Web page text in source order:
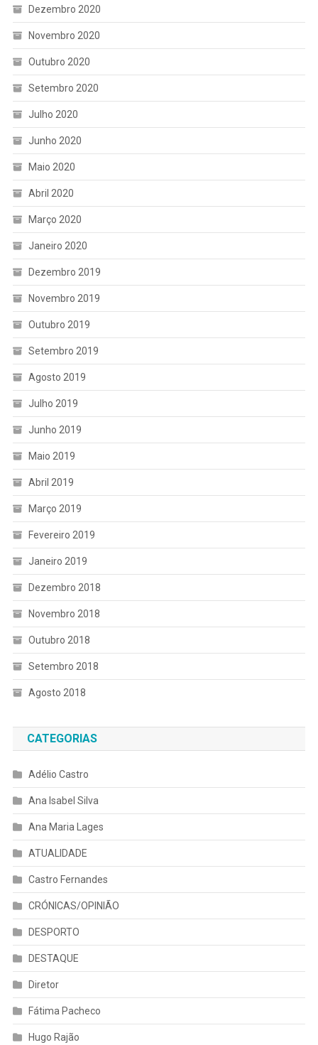
Dezembro 2020
Novembro 2020
Outubro 2020
Setembro 2020
Julho 2020
Junho 2020
Maio 2020
Abril 2020
Março 2020
Janeiro 2020
Dezembro 2019
Novembro 2019
Outubro 2019
Setembro 2019
Agosto 2019
Julho 2019
Junho 2019
Maio 2019
Abril 2019
Março 2019
Fevereiro 2019
Janeiro 2019
Dezembro 2018
Novembro 2018
Outubro 2018
Setembro 2018
Agosto 2018
CATEGORIAS
Adélio Castro
Ana Isabel Silva
Ana Maria Lages
ATUALIDADE
Castro Fernandes
CRÓNICAS/OPINIÃO
DESPORTO
DESTAQUE
Diretor
Fátima Pacheco
Hugo Rajão